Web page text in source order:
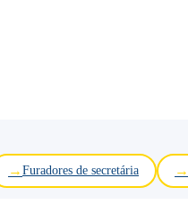
Furadores de secretária